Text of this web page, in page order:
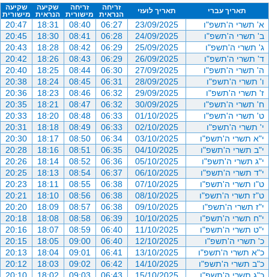
תאריך עברי תאריך לועזי
זריחה
הנראית
זריחה
מישורית
שקיעה
הנראית
שקיעה
מישורית
א' תשרי ה'תשפ"ו 23/09/2025
06:27
08:40
18:31
20:47
ב' תשרי ה'תשפ"ו
24/09/2025
06:28
08:41
18:30
20:45
ג' תשרי ה'תשפ"ו
25/09/2025
06:29
08:42
18:28
20:43
ד' תשרי ה'תשפ"ו
26/09/2025
06:29
08:43
18:26
20:42
ה' תשרי ה'תשפ"ו
27/09/2025
06:30
08:44
18:25
20:40
ו' תשרי ה'תשפ"ו
28/09/2025
06:31
08:45
18:24
20:38
ז' תשרי ה'תשפ"ו
29/09/2025
06:32
08:46
18:23
20:36
ח' תשרי ה'תשפ"ו
30/09/2025
06:32
08:47
18:21
20:35
ט' תשרי ה'תשפ"ו
01/10/2025
06:33
08:48
18:20
20:33
י' תשרי ה'תשפ"ו
02/10/2025
06:33
08:49
18:18
20:31
י"א תשרי ה'תשפ"ו
03/10/2025
06:34
08:50
18:17
20:30
י"ב תשרי ה'תשפ"ו
04/10/2025
06:35
08:51
18:16
20:28
י"ג תשרי ה'תשפ"ו
05/10/2025
06:36
08:52
18:14
20:26
י"ד תשרי ה'תשפ"ו
06/10/2025
06:37
08:54
18:13
20:25
ט"ו תשרי ה'תשפ"ו
07/10/2025
06:38
08:55
18:11
20:23
ט"ז תשרי ה'תשפ"ו
08/10/2025
06:38
08:56
18:10
20:21
י"ז תשרי ה'תשפ"ו
09/10/2025
06:38
08:57
18:09
20:20
י"ח תשרי ה'תשפ"ו
10/10/2025
06:39
08:58
18:08
20:18
י"ט תשרי ה'תשפ"ו
11/10/2025
06:40
08:59
18:07
20:16
כ' תשרי ה'תשפ"ו
12/10/2025
06:40
09:00
18:05
20:15
כ"א תשרי ה'תשפ"ו
13/10/2025
06:41
09:01
18:04
20:13
כ"ב תשרי ה'תשפ"ו
14/10/2025
06:42
09:02
18:03
20:12